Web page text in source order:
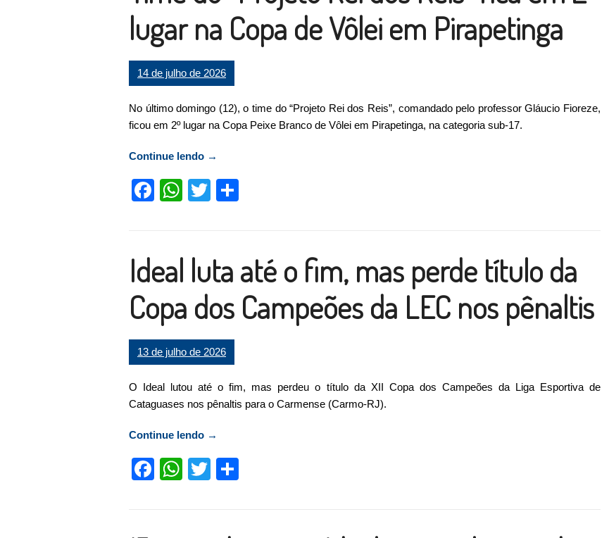
lugar na Copa de Vôlei em Pirapetinga
14 de julho de 2026
No último domingo (12), o time do “Projeto Rei dos Reis”, comandado pelo professor Gláucio Fioreze,
ficou em 2º lugar na Copa Peixe Branco de Vôlei em Pirapetinga, na categoria sub-17.
Continue lendo “Time do “Projeto Rei dos Reis” fica em 2º lugar na Copa de Vôlei em Pirapetinga”
→
Facebook
WhatsApp
Twitter
Ideal luta até o fim, mas perde título da
Copa dos Campeões da LEC nos pênaltis
13 de julho de 2026
O Ideal lutou até o fim, mas perdeu o título da XII Copa dos Campeões da Liga Esportiva de
Cataguases nos pênaltis para o Carmense (Carmo-RJ).
Continue lendo “Ideal luta até o fim, mas perde título da Copa dos Campeões da LEC nos pênaltis”
→
Facebook
WhatsApp
Twitter